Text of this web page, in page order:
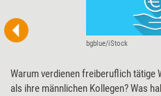
bgblue/iStock
Warum verdienen freiberuflich tätige
als ihre männlichen Kollegen? Was